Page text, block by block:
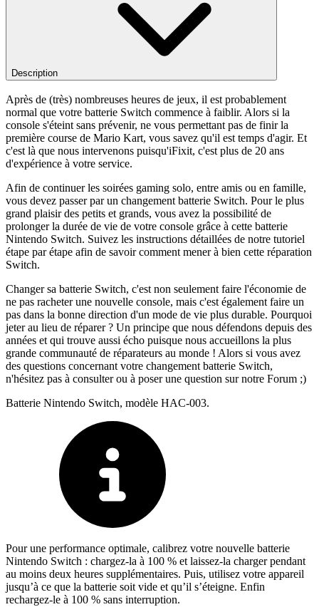
Description
Après de (très) nombreuses heures de jeux, il est probablement
normal que votre batterie Switch commence à faiblir. Alors si la
console s'éteint sans prévenir, ne vous permettant pas de finir la
première course de Mario Kart, vous savez qu'il est temps d'agir. Et
c'est là que nous intervenons puisqu'iFixit, c'est plus de 20 ans
d'expérience à votre service.
Afin de continuer les soirées gaming solo, entre amis ou en famille,
vous devez passer par un changement batterie Switch. Pour le plus
grand plaisir des petits et grands, vous avez la possibilité de
prolonger la durée de vie de votre console grâce à cette batterie
Nintendo Switch. Suivez les instructions détaillées de notre tutoriel
étape par étape afin de savoir comment mener à bien cette réparation
Switch.
Changer sa batterie Switch, c'est non seulement faire l'économie de
ne pas racheter une nouvelle console, mais c'est également faire un
pas dans la bonne direction d'un mode de vie plus durable. Pourquoi
jeter au lieu de réparer ? Un principe que nous défendons depuis des
années et qui trouve aussi écho puisque nous accueillons la plus
grande communauté de réparateurs au monde ! Alors si vous avez
des questions concernant votre changement batterie Switch,
n'hésitez pas à consulter ou à poser une question sur notre Forum ;)
Batterie Nintendo Switch, modèle HAC-003.
Pour une performance optimale, calibrez votre nouvelle batterie
Nintendo Switch : chargez-la à 100 % et laissez-la charger pendant
au moins deux heures supplémentaires. Puis, utilisez votre appareil
jusqu’à ce que la batterie soit vide et qu’il s’éteigne. Enfin
rechargez-le à 100 % sans interruption.